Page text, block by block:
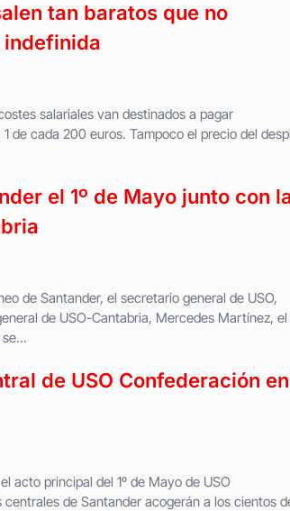
tan baratos que no
salariales van destinados a pagar
de cada 200 euros. Tampoco el precio del
el 1º de Mayo junto con
de Santander, el secretario general de USO,
de USO-Cantabria, Mercedes Martínez, el
de USO Confederación
acto principal del 1º de Mayo de USO
de Santander acogerán a los cientos